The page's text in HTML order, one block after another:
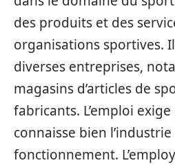
des produits et des
organisations sportives.
diverses entreprises,
magasins d’articles de
fabricants. L’emploi exige
connaisse bien
fonctionnement.